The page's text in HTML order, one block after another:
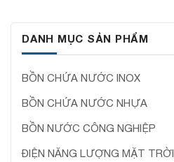
DANH MỤC SẢN PHẨM
BỒN CHỨA NƯỚC INOX
BỒN CHỨA NƯỚC NHỰA
BỒN NƯỚC CÔNG NGHIỆP
ĐIỆN NĂNG LƯỢNG MẶT TRỜI